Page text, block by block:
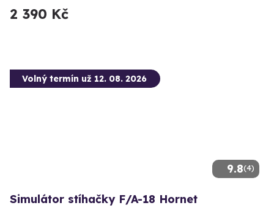
2 390 Kč
9.8(4)
Volný termín už 12. 08. 2026
Simulátor stíhačky F/A-18 Hornet